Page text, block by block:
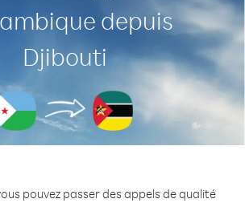
depuis
Djibouti
pouvez passer des appels de qualité